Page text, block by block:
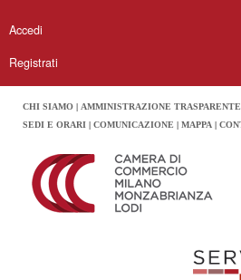
Accedi
Registrati
CHI SIAMO AMMINISTRAZIONE TRASPARENTE
SEDI E ORARI
COMUNICAZIONE MAPPA